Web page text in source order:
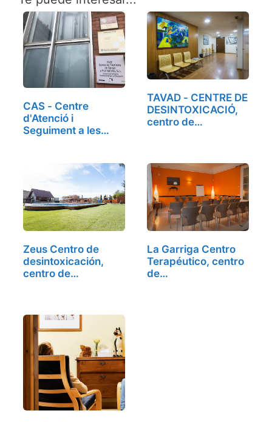
CAS - Centre
d'Atenció i
Seguiment a les
TAVAD - CENTRE DE
DESINTOXICACIÓ,
centro de…
Zeus Centro de
desintoxicación,
centro de…
La Garriga Centro
Terapéutico, centro
de…